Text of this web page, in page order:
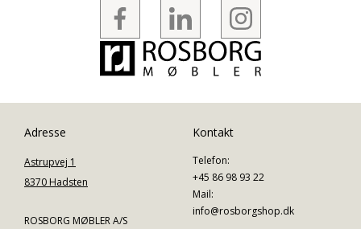
Adresse
Astrupvej 1
8370 Hadsten
ROSBORG MØBLER A/S
Kontakt
Telefon:
+45 86 98 93 22
Mail:
info@rosborgshop.dk